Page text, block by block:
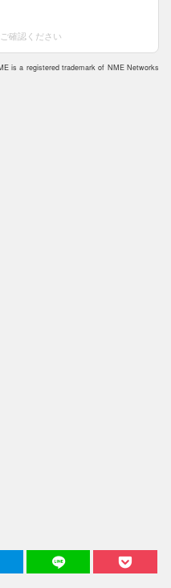
確認ください
is a registered trademark of NME Networks